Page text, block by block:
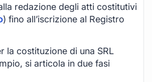
redazione degli atti costitutivi
) fino all’iscrizione al Registro
la costituzione di una SRL
si articola in due fasi